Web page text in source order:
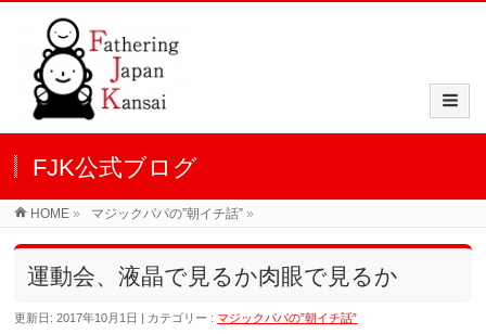
FJK公式ブログ
HOME » マジックパパの”朝イチ話” »
運動会、液晶で見るか肉眼で見るか
更新日: 2017年10月1日 カテゴリー :マジックパパの”朝イチ話”